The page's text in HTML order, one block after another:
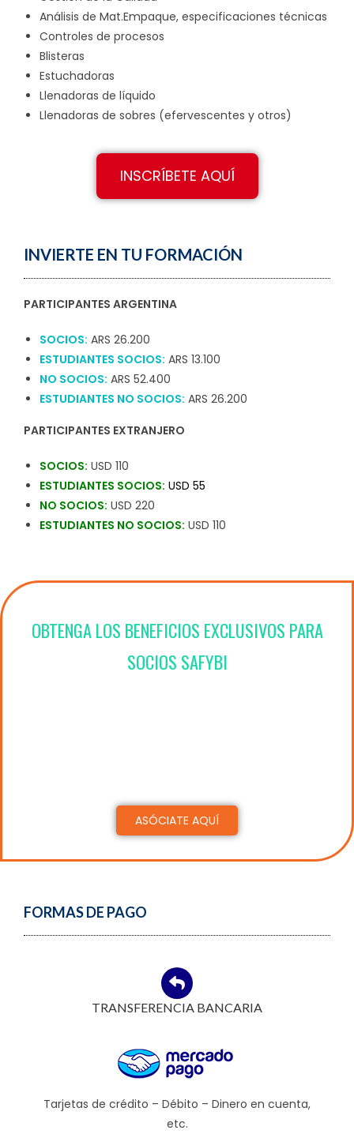
Análisis de Mat.Empaque, especificaciones técnicas
Controles de procesos
Blisteras
Estuchadoras
Llenadoras de líquido
Llenadoras de sobres (efervescentes y otros)
INSCRÍBETE AQUÍ
INVIERTE EN TU FORMACIÓN
PARTICIPANTES ARGENTINA
SOCIOS: ARS 26.200
ESTUDIANTES SOCIOS: ARS 13.100
NO SOCIOS: ARS 52.400
ESTUDIANTES NO SOCIOS: ARS 26.200
PARTICIPANTES EXTRANJERO
SOCIOS: USD 110
ESTUDIANTES SOCIOS: USD 55
NO SOCIOS: USD 220
ESTUDIANTES NO SOCIOS: USD 110
OBTENGA LOS BENEFICIOS EXCLUSIVOS PARA
SOCIOS SAFYBI
ASÓCIATE AQUÍ
FORMAS DE PAGO
TRANSFERENCIA BANCARIA
Tarjetas de crédito – Débito – Dinero en cuenta,
etc.